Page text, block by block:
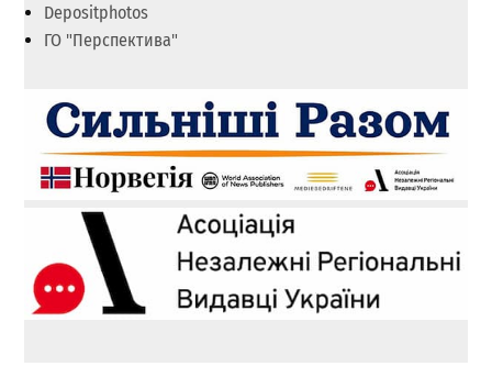
Depositphotos
ГО "Перспектива"